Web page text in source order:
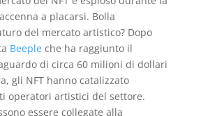
a placarsi. Bolla
del mercato artistico? Dopo
Beepleche ha raggiunto il
di circa 60 milioni di dollari
gli NFT hanno catalizzato
operatori artistici del settore.
essere collegate alla